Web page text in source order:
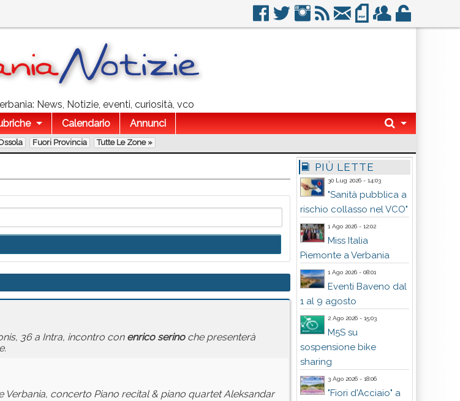
News, Notizie, eventi, curiosità, vco
Calendario Annunci
Fuori Provincia Tutte Le Zone »
36 a Intra, incontro con enrico serinoche presenterà
Verbania, concerto Piano recital & piano quartet Aleksandar
PIÙ LETTE
30 Lug 2026 - 14:03
"Sanità pubblica a
rischio collasso nel VCO"
1 Ago 2026 - 12:02
Miss Italia
Piemonte a Verbania
1 Ago 2026 - 08:01
Eventi Baveno dal
1 al 9 agosto
2 Ago 2026 - 15:03
M5S su
sospensione bike
sharing
3 Ago 2026 - 18:06
"Fiori d'Acciaio" a